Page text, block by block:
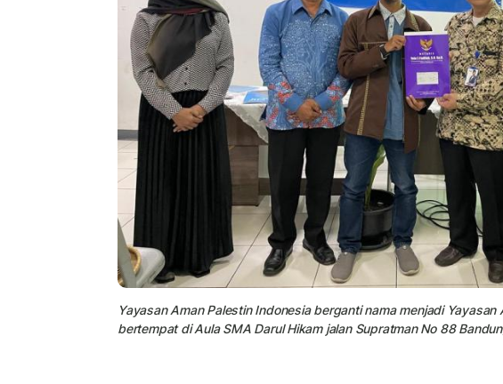
Yayasan Aman Palestin Indonesia berganti nama menjadi
bertempat di Aula SMA Darul Hikam jalan Supratman No 88